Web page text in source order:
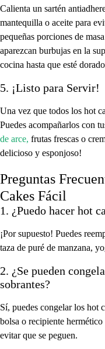
Calienta un sartén
mantequilla o aceite para
pequeñas porciones de
aparezcan burbujas en la
cocina hasta que esté
5. ¡Listo para Servir!
Una vez que todos los hot
Puedes acompañarlos con
de arce, frutas frescas o
delicioso y esponjoso!
Preguntas
Cakes Fácil
1. ¿Puedo hacer hot
¡Por supuesto! Puedes
taza de puré de manzana,
2. ¿Se pueden
sobrantes?
Sí, puedes congelar los hot
bolsa o recipiente
evitar que se peguen.